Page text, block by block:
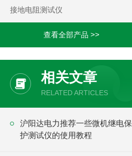
接地电阻测试仪
查看全部产品 >>
相关文章
RELATED ARTICLES
沪阳达电力推荐一些微机继电保
护测试仪的使用教程